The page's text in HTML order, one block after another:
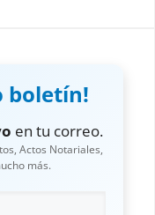
boletín!
en tu correo.
Actos Notariales,
más.